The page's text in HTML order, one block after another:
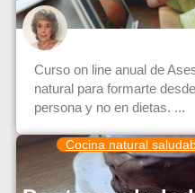
Curso on line anual de
natural para formarte
persona y no en dietas. ...
Cocina natural